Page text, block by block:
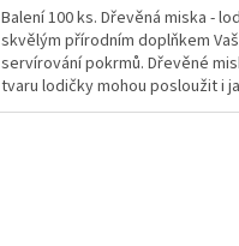
Balení 100 ks. Dřevěná miska -
skvělým přírodním doplňkem
servírování pokrmů. Dřevěné
tvaru lodičky mohou posloužit i
dekorace do interiérů ....